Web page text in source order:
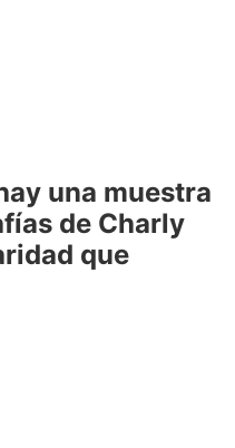
una muestra
de Charly
que